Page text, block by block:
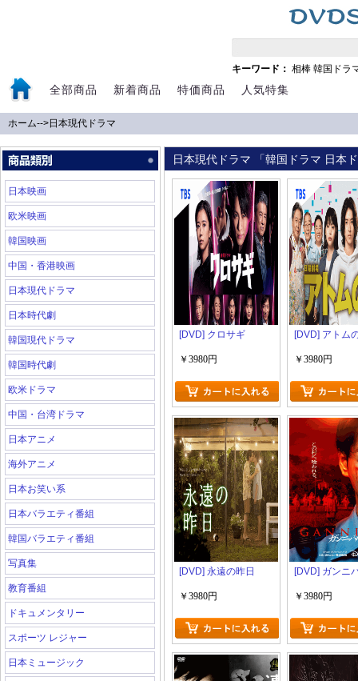
キーワード： 相棒 韓国ドラ
全部商品 新着商品 特価商品 人気特集
ホーム-->日本現代ドラマ
日本映画
欧米映画
韓国映画
中国・香港映画
日本現代ドラマ
日本時代劇
韓国現代ドラマ
韓国時代劇
欧米ドラマ
中国・台湾ドラマ
日本アニメ
海外アニメ
日本お笑い系
日本バラエティ番組
韓国バラエティ番組
写真集
教育番組
ドキュメンタリー
スポーツ レジャー
日本ミュージック
日本現代ドラマ 「韓国ドラマ 日本
[DVD] クロサギ
￥3980円
[DVD] アトム
￥3980円
[DVD] 永遠の昨日
￥3980円
[DVD] ガンニ
￥3980円